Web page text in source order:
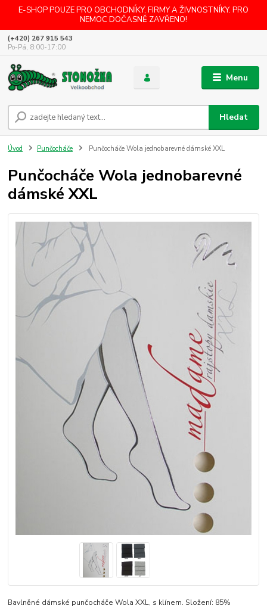
E-SHOP POUZE PRO OBCHODNÍKY, FIRMY A ŽIVNOSTNÍKY. PRO
NEMOC DOČASNĚ ZAVŘENO!
Menu
Hledat
(+420) 267 915 543
Po-Pá, 8:00-17:00
Úvod Punčocháče Punčocháče Wola jednobarevné dámské XXL
Punčocháče Wola jednobarevné
dámské XXL
Bavlněné dámské punčocháče Wola XXL, s klínem. Složení: 85%